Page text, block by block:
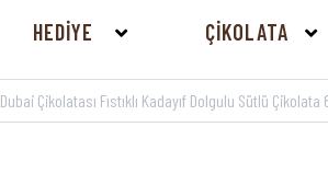
HEDİYE ÇİKOLATA
Dubai Çikolatası Fıstıklı Kadayıf Dolgulu Sütlü Çikolata